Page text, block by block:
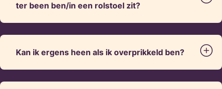
ter been ben/in een rolstoel zit?
Kan ik ergens heen als ik overprikkeld ben?